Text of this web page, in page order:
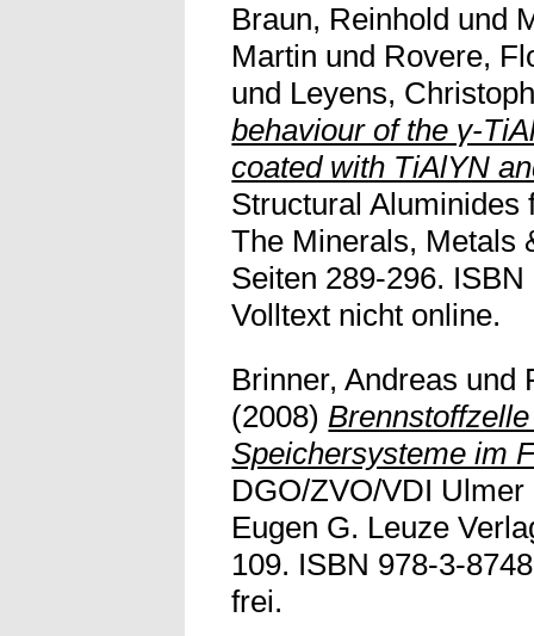
Braun, Reinhold und
Martin und Rovere,
und Leyens,
behaviour of the γ-
coated with TiAlYN
Structural Aluminides
The Minerals, Metals
Seiten 289-296.
Volltext nicht online.
Brinner, Andreas und
(2008)
Speichersysteme im
DGO/ZVO/VDI
Eugen G. Leuze
109. ISBN 978-3-
frei.